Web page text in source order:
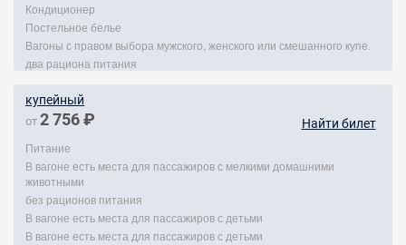
Кондиционер
Постельное белье
Вагоны с правом выбора мужского, женского или смешанного купе.
два рациона питания
купейный
от 2 756 ₽ Найти билет
Питание
В вагоне есть места для пассажиров с мелкими домашними
животными
без рационов питания
В вагоне есть места для пассажиров с детьми
В вагоне есть места для пассажиров с детьми